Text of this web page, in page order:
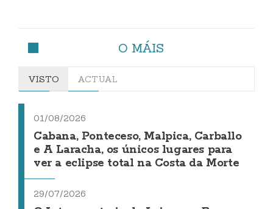
O MÁIS
VISTO ACTUAL
01/08/2026
Cabana, Ponteceso, Malpica, Carballo
e A Laracha, os únicos lugares para
ver a eclipse total na Costa da Morte
29/07/2026